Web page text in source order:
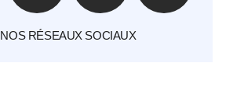
NOS RÉSEAUX SOCIAUX